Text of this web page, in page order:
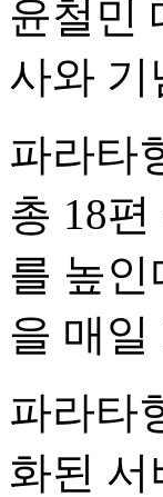
윤철민
사와 기
파라타
총 18
를 높인
을 매일
파라타
화된